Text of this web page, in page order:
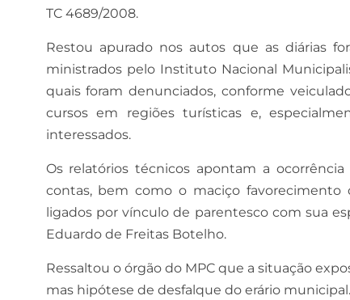
TC 4689/2008.
Restou apurado nos autos que as diárias
ministrados pelo Instituto Nacional
quais foram denunciados, conforme
cursos em regiões turísticas e,
interessados.
Os relatórios técnicos apontam a
contas, bem como o maciço favorecimento
ligados por vínculo de parentesco com sua
Eduardo de Freitas Botelho.
Ressaltou o órgão do MPC que a situação
mas hipótese de desfalque do erário